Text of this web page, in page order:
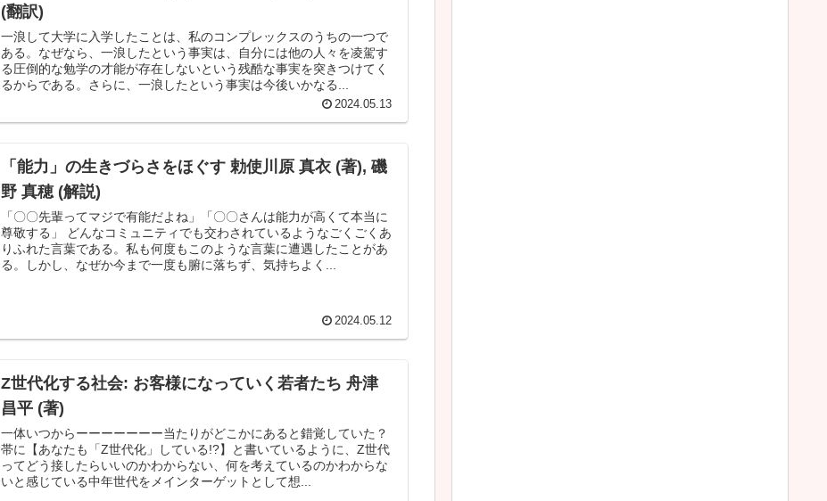
(翻訳)
一浪して大学に入学したことは、私のコンプレックスのうちの一つで
ある。なぜなら、一浪したという事実は、自分には他の人々を凌駕す
る圧倒的な勉学の才能が存在しないという残酷な事実を突きつけてく
るからである。さらに、一浪したという事実は今後いかなる...
2024.05.13
「能力」の生きづらさをほぐす 勅使川原 真衣 (著), 磯
野 真穂 (解説)
「〇〇先輩ってマジで有能だよね」「〇〇さんは能力が高くて本当に
尊敬する」 どんなコミュニティでも交わされているようなごくごくあ
りふれた言葉である。私も何度もこのような言葉に遭遇したことがあ
る。しかし、なぜか今まで一度も腑に落ちず、気持ちよく...
2024.05.12
Z世代化する社会: お客様になっていく若者たち 舟津
昌平 (著)
一体いつからーーーーーーー当たりがどこかにあると錯覚していた？
帯に【あなたも「Z世代化」している!?】と書いているように、Z世代
ってどう接したらいいのかわからない、何を考えているのかわからな
いと感じている中年世代をメインターゲットとして想...